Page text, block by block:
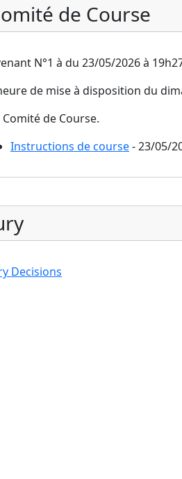
de Course
N°1 à du 23/05/2026 à
de mise à disposition du
Comité de Course.
Instructions de course- 23/05/
Decisions